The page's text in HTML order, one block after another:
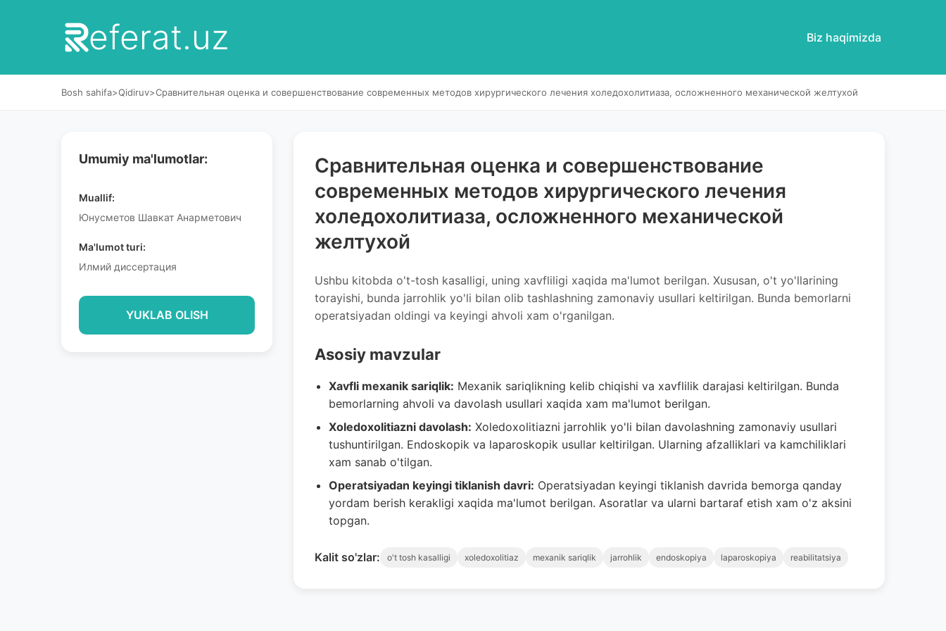
eferat.uz Biz haqimizda
Bosh sahifa>Qidiruv>Сравнительная оценка и совершенствование современных методов хирургического лечения холедохолитиаза, осложненного механической желтухой
Umumiy ma'lumotlar:
Muallif:
Юнусметов Шавкат Анарметович
Ma'lumot turi:
Илмий диссертация
YUKLAB OLISH
Сравнительная оценка и совершенствование
современных методов хирургического лечения
холедохолитиаза, осложненного механической
желтухой
Ushbu kitobda o't-tosh kasalligi, uning xavfliligi xaqida ma'lumot berilgan. Xususan, o't yo'llarining
torayishi, bunda jarrohlik yo'li bilan olib tashlashning zamonaviy usullari keltirilgan. Bunda bemorlarni
operatsiyadan oldingi va keyingi ahvoli xam o'rganilgan.
Asosiy mavzular
Xavfli mexanik sariqlik: Mexanik sariqlikning kelib chiqishi va xavflilik darajasi keltirilgan. Bunda
bemorlarning ahvoli va davolash usullari xaqida xam ma'lumot berilgan.
Xoledoxolitiazni davolash: Xoledoxolitiazni jarrohlik yo'li bilan davolashning zamonaviy usullari
tushuntirilgan. Endoskopik va laparoskopik usullar keltirilgan. Ularning afzalliklari va kamchiliklari
xam sanab o'tilgan.
Operatsiyadan keyingi tiklanish davri: Operatsiyadan keyingi tiklanish davrida bemorga qanday
yordam berish kerakligi xaqida ma'lumot berilgan. Asoratlar va ularni bartaraf etish xam o'z aksini
topgan.
Kalit so'zlar: o't tosh kasalligi xoledoxolitiaz mexanik sariqlik jarrohlik endoskopiya laparoskopiya reabilitatsiya